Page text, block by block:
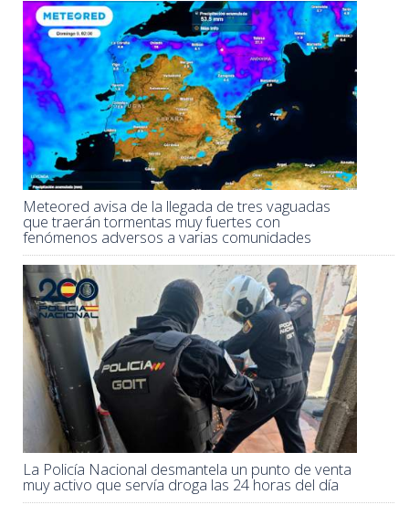
Meteored avisa de la llegada de tres vaguadas
que traerán tormentas muy fuertes con
fenómenos adversos a varias comunidades
La Policía Nacional desmantela un punto de venta
muy activo que servía droga las 24 horas del día